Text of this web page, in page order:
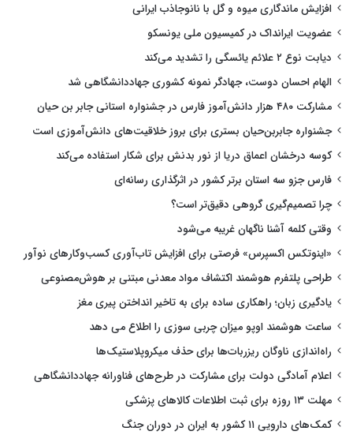
افزایش ماندگاری میوه و گل با نانوجاذب ایرانی
عضویت ایرانداک در کمیسیون ملی یونسکو
دیابت نوع ۲ علائم یائسگی را تشدید می‌کند
الهام احسان دوست، جهادگر نمونه کشوری جهاددانشگاهی شد
مشارکت ۴۸۰ هزار دانش‌آموز فارس در جشنواره استانی جابر بن حیان
جشنواره جابربن‌حیان بستری برای بروز خلاقیت‌های دانش‌آموزی است
کوسه درخشان اعماق دریا از نور بدنش برای شکار استفاده می‌کند
فارس جزو سه استان برتر کشور در اثرگذاری رسانه‌ای
چرا تصمیم‌گیری گروهی دقیق‌تر است؟
وقتی کلمه آشنا ناگهان غریبه می‌شود
«اینوتکس اکسپرس» فرصتی برای افزایش تاب‌آوری کسب‌وکارهای نوآور
طراحی پلتفرم هوشمند اکتشاف مواد معدنی مبتنی بر هوش‌مصنوعی
یادگیری زبان؛ راهکاری ساده برای به تاخیر انداختن پیری مغز
ساعت هوشمند اوپو میزان چربی سوزی را اطلاع می دهد
راه‌اندازی ناوگان ریزربات‌ها برای حذف میکروپلاستیک‌ها
اعلام آمادگی دولت برای مشارکت در طرح‌های فناورانه جهاددانشگاهی
مهلت ۱۳ روزه برای ثبت اطلاعات کالاهای پزشکی
کمک‌های دارویی ۱۱ کشور به ایران در دوران جنگ